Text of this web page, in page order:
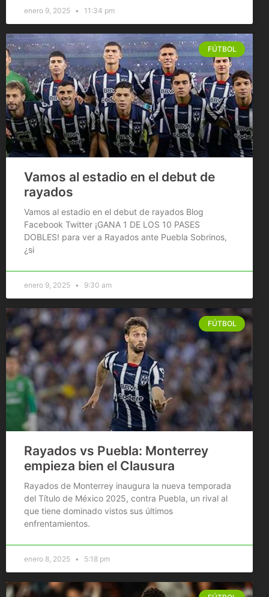
enero 9, 2025 11:34 pm
FÚTBOL
Vamos al estadio en el debut de
rayados
Vamos al estadio en el debut de rayados Blog
Facebook Twitter ¡GANA 1 DE LOS 10 PASES
DOBLES! para ver a Rayados ante Puebla Sobrinos,
¿si
enero 9, 2025 9:30 am
FÚTBOL
Rayados vs Puebla: Monterrey
empieza bien el Clausura
Rayados de Monterrey inaugura la nueva temporada
del Título de México 2025, contra Puebla, un rival al
que tiene dominado vistos sus últimos
enfrentamientos.
enero 8, 2025 5:18 pm